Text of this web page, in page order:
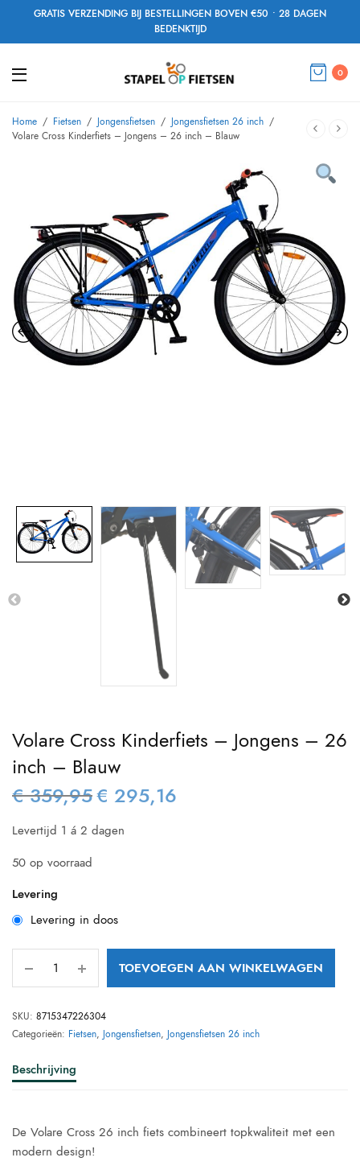
GRATIS VERZENDING BIJ BESTELLINGEN BOVEN €50 • 28 DAGEN
BEDENKTIJD
0
Home / Fietsen / Jongensfietsen / Jongensfietsen 26 inch /
Volare Cross Kinderfiets – Jongens – 26 inch – Blauw
Volare Cross Kinderfiets – Jongens – 26
inch – Blauw
€359,95 Oorspronkelijke
€ 359,95.
€ 295,16
Levertijd 1 á 2 dagen
50 op voorraad
Levering
Levering in doos
TOEVOEGEN AAN WINKELWAGEN
SKU: 8715347226304
Categorieën: Fietsen, Jongensfietsen, Jongensfietsen 26 inch
Beschrijving
De Volare Cross 26 inch fiets combineert topkwaliteit met een
modern design!